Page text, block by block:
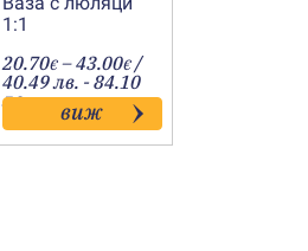
1:1
20.70€ –43.00€Price
range:
20.70€
through
43.00€
/
40.49 лв. - 84.10
лв. виж